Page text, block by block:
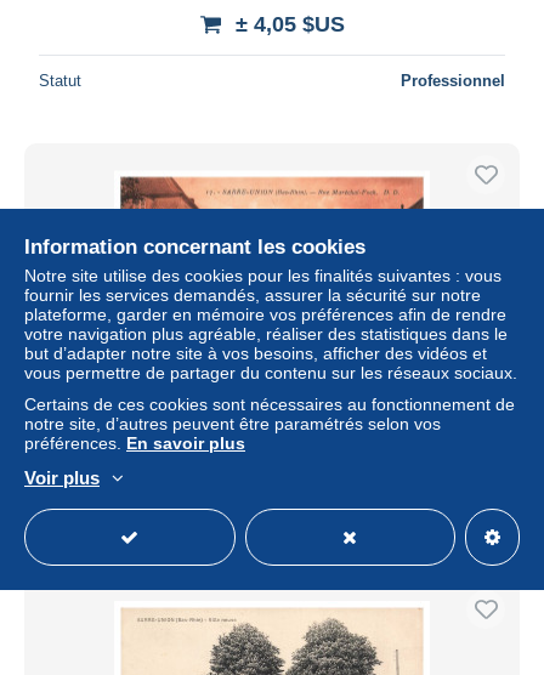
± 4,05 $US
Statut Professionnel
BBVP4-0377-67 - SARRE-UNION - Rue Marechal-Foch
± 4,05 $US
Statut Professionnel
Information concernant les cookies
Notre site utilise des cookies pour les finalités suivantes : vous
fournir les services demandés, assurer la sécurité sur notre
plateforme, garder en mémoire vos préférences afin de rendre
votre navigation plus agréable, réaliser des statistiques dans le
but d’adapter notre site à vos besoins, afficher des vidéos et
vous permettre de partager du contenu sur les réseaux sociaux.
Certains de ces cookies sont nécessaires au fonctionnement de
notre site, d’autres peuvent être paramétrés selon vos
préférences. En savoir plus
Voir plus